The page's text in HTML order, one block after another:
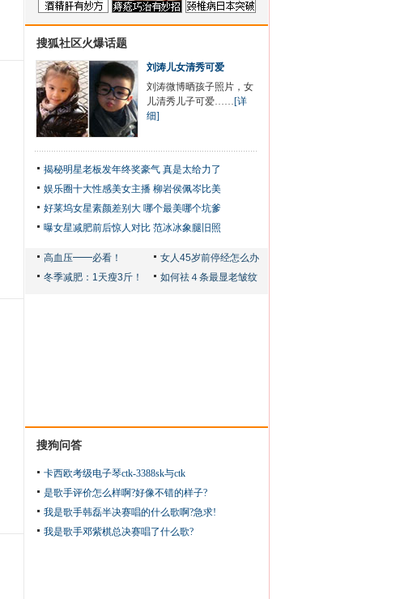
搜狐社区火爆话题
刘涛儿女清秀可爱
刘涛微博晒孩子照片，女
儿清秀儿子可爱……[详
细]
揭秘明星老板发年终奖豪气 真是太给力了
娱乐圈十大性感美女主播 柳岩侯佩岑比美
好莱坞女星素颜差别大 哪个最美哪个坑爹
曝女星减肥前后惊人对比 范冰冰象腿旧照
搜狗问答
卡西欧考级电子琴ctk-3388sk与ctk
是歌手评价怎么样啊?好像不错的样子?
我是歌手韩磊半决赛唱的什么歌啊?急求!
我是歌手邓紫棋总决赛唱了什么歌?